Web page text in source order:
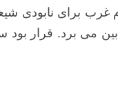
نابودی
بین می برد. قرار